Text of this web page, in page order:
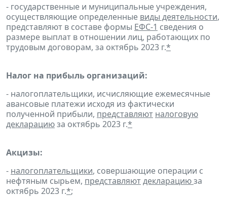
- государственные и муниципальные учреждения,
осуществляющие определенные виды деятельности,
представляют в составе формы ЕФС-1 сведения о
размере выплат в отношении лиц, работающих по
трудовым договорам, за октябрь 2023 г.*
Налог на прибыль организаций:
- налогоплательщики, исчисляющие ежемесячные
авансовые платежи исходя из фактически
полученной прибыли, представляют налоговую
декларациюза октябрь 2023 г.*
Акцизы:
- налогоплательщики, совершающие операции с
нефтяным сырьем, представляютдекларациюза
октябрь 2023 г.*;